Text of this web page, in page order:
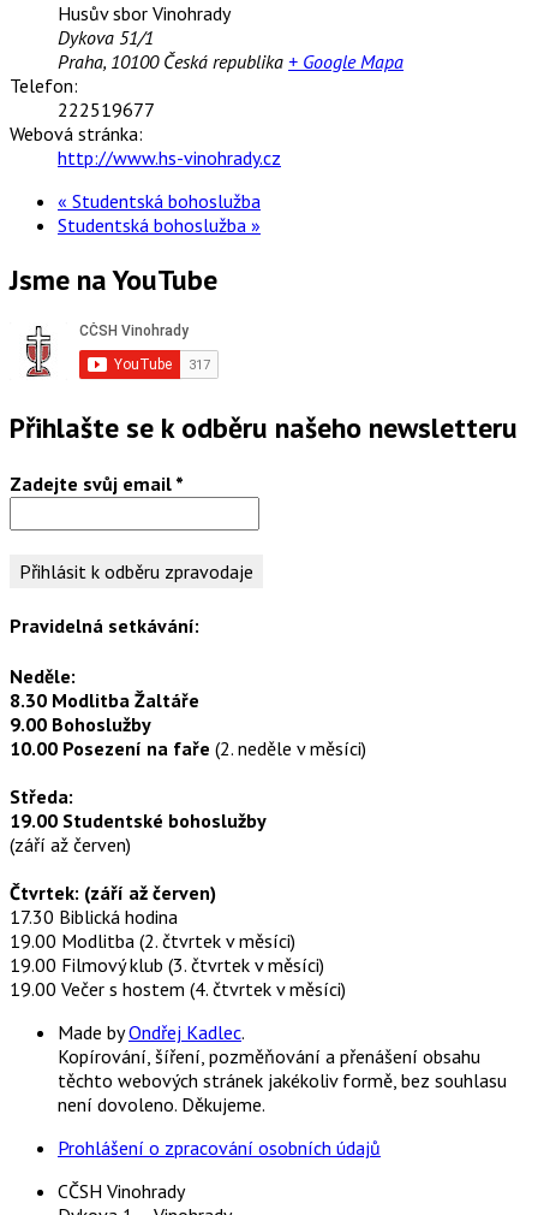
Husův sbor Vinohrady
Dykova 51/1
Praha, 10100 Česká republika + Google Mapa
Telefon:
222519677
Webová stránka:
http://www.hs-vinohrady.cz
« Studentská bohoslužba
Studentská bohoslužba »
Jsme na YouTube
Přihlašte se k odběru našeho newsletteru
Zadejte svůj email *
Pravidelná setkávání:
Neděle:
8.30 Modlitba Žaltáře
9.00 Bohoslužby
10.00 Posezení na faře (2. neděle v měsíci)
Středa:
19.00 Studentské bohoslužby
(září až červen)
Čtvrtek: (září až červen)
17.30 Biblická hodina
19.00 Modlitba (2. čtvrtek v měsíci)
19.00 Filmový klub (3. čtvrtek v měsíci)
19.00 Večer s hostem (4. čtvrtek v měsíci)
Made byOndřej Kadlec.
Kopírování, šíření, pozměňování a přenášení obsahu
těchto webových stránek jakékoliv formě, bez souhlasu
není dovoleno. Děkujeme.
Prohlášení o zpracování osobních údajů
CČSH Vinohrady